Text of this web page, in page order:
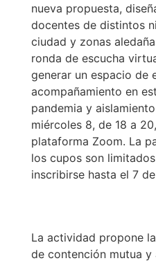
nueva propuesta,
docentes de distintos
ciudad y zonas
ronda de escucha
generar un espacio de
acompañamiento en
pandemia y
miércoles 8, de 18 a
plataforma Zoom. La
los cupos son
inscribirse hasta el 7
La actividad propone
de contención mutua y